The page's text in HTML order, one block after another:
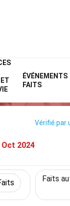
ÉVÉNEMENTS
FAITS
Histoire
Sur
Oct 2024
Vérifié par
Faits